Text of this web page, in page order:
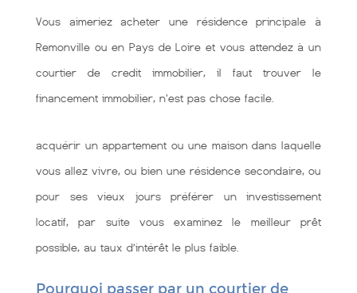
Vous aimeriez acheter une résidence principale à
Remonville ou en Pays de Loire et vous attendez à un
courtier de credit immobilier, il faut trouver le
financement immobilier, n'est pas chose facile.
acquérir un appartement ou une maison dans laquelle
vous allez vivre, ou bien une résidence secondaire, ou
pour ses vieux jours préférer un investissement
locatif, par suite vous examinez le meilleur prêt
possible, au taux d’intérêt le plus faible.
Pourquoi passer par un courtier de